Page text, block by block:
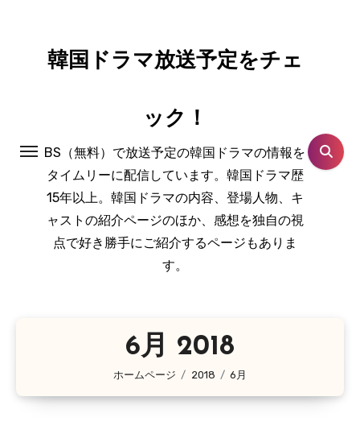
韓国ドラマ放送予定をチェ
ック！
BS（無料）で放送予定の韓国ドラマの情報を
タイムリーに配信しています。韓国ドラマ歴
15年以上。韓国ドラマの内容、登場人物、キ
ャストの紹介ページのほか、感想を独自の視
点で好き勝手にご紹介するページもありま
す。
6月 2018
ホームページ 2018 6月